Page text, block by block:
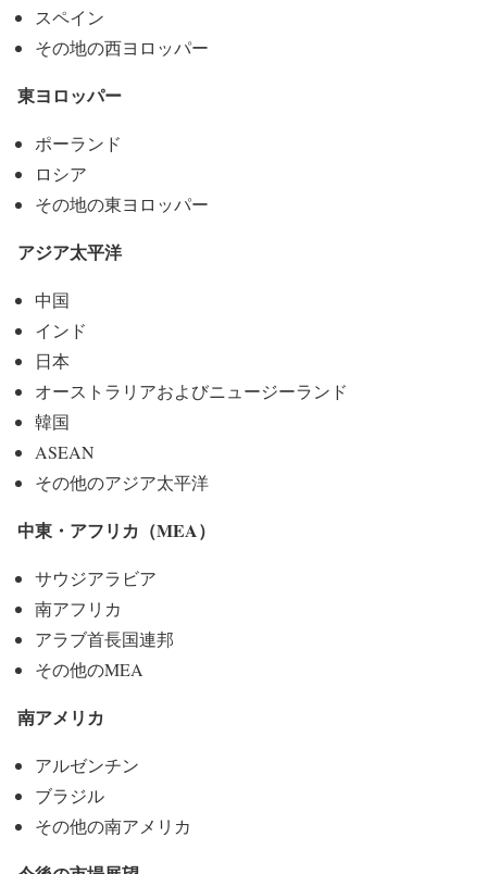
スペイン
その地の西ヨロッパー
東ヨロッパー
ポーランド
ロシア
その地の東ヨロッパー
アジア太平洋
中国
インド
日本
オーストラリアおよびニュージーランド
韓国
ASEAN
その他のアジア太平洋
中東・アフリカ（MEA）
サウジアラビア
南アフリカ
アラブ首長国連邦
その他のMEA
南アメリカ
アルゼンチン
ブラジル
その他の南アメリカ